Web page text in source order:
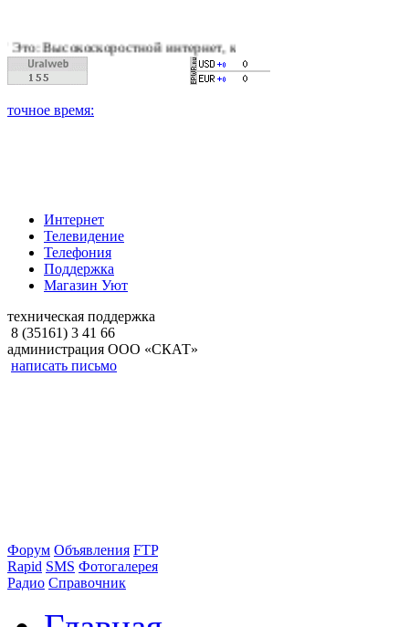
интернет, качественное цифровое и кабельное
Интернет
Телевидение
Телефония
Поддержка
Магазин Уют
техническая поддержка
8 (35161) 3 41 66
администрация ООО «СКАТ»
написать письмо
Форум Объявления FTP
Rapid SMS Фотогалерея
Радио Справочник